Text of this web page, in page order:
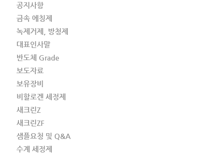
공지사항
금속 에칭제
녹제거제, 방청제
대표인사말
반도체 Grade
보도자료
보유장비
비할로겐 세정제
새크린Z
새크린ZF
샘플요청 및 Q&A
수계 세정제